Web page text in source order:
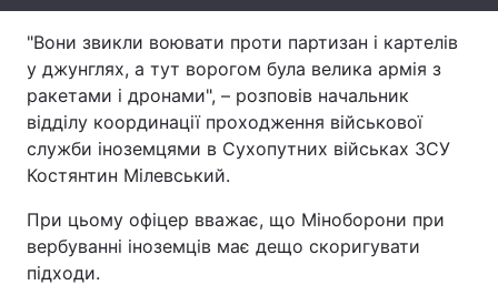
Тема оформлення
"Вони звикли воювати проти партизан і картелів
у джунглях, а тут ворогом була велика армія з
ракетами і дронами", – розповів начальник
відділу координації проходження військової
служби іноземцями в Сухопутних військах ЗСУ
Костянтин Мілевський.
При цьому офіцер вважає, що Міноборони при
вербуванні іноземців має дещо скоригувати
підходи.